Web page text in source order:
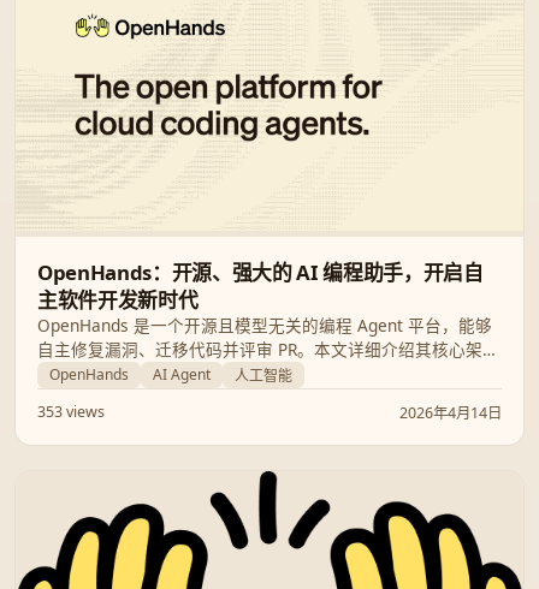
OpenHands：开源、强大的 AI 编程助手，开启自
主软件开发新时代
OpenHands 是一个开源且模型无关的编程 Agent 平台，能够
自主修复漏洞、迁移代码并评审 PR。本文详细介绍其核心架构
与应用场景，助你掌握未来的 AI 协作开发模式。
OpenHands AI Agent
人工智能
353 views
2026年4月14日